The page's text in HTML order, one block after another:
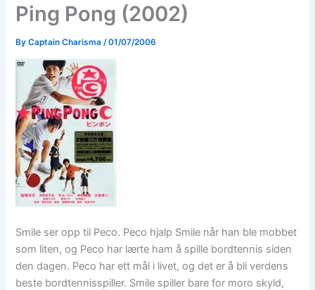
Ping Pong (2002)
ByCaptain Charisma /01/07/2006
Smile ser opp til Peco. Peco hjalp Smile når han ble mobbet
som liten, og Peco har lærte ham å spille bordtennis siden
den dagen. Peco har ett mål i livet, og det er å bli verdens
beste bordtennisspiller. Smile spiller bare for moro skyld,